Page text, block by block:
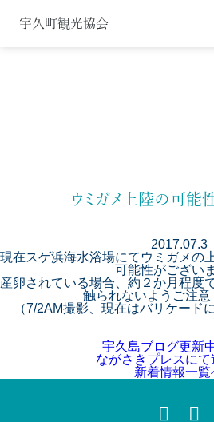
宇久町観光協会
ウミガメ上陸の可能
2017.07.3
現在スゲ浜海水浴場にてウミガメの
可能性がござい
産卵されている場合、約２か月程度
触られないようご注意
（7/2AM撮影、現在はバリケード
宇久島ブログ更新
ながさきプレスにて
新着情報一覧